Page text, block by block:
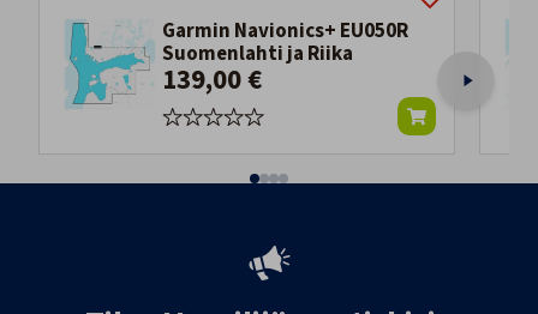
Garmin Navionics+ EU050R
Suomenlahti ja Riika
139,00 €